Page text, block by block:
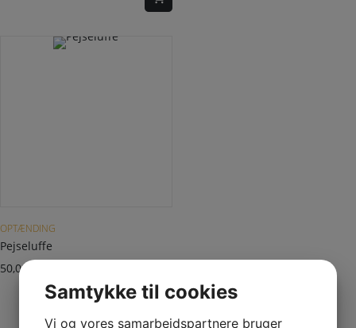
OPTÆNDING
Pejseluffe
50,00
Samtykke til cookies
Vi og vores samarbejdspartnere bruger